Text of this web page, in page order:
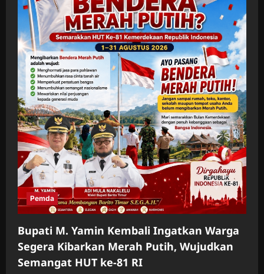
Pemda
Bupati M. Yamin Kembali Ingatkan Warga
Segera Kibarkan Merah Putih, Wujudkan
Semangat HUT ke-81 RI